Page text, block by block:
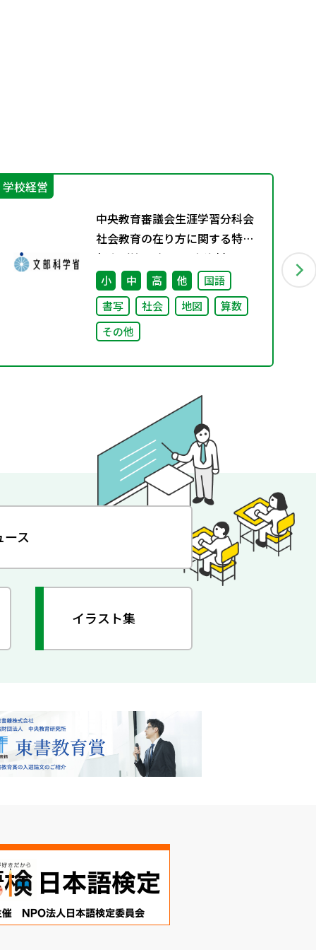
学校経営
中央教育審議会生涯学習分科会
社会教育の在り方に関する特別
部会（第1回） 配布資料
小 中 高 他
国語
書写
社会 地図
算数
その他
ース
イラスト集